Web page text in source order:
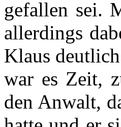
gefallen sei.
allerdings
Klaus
war es Zeit,
den Anwalt,